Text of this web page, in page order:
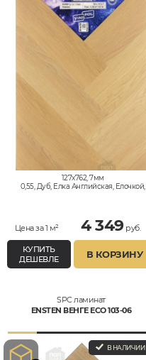
127x762, 7мм
0,55, Дуб, Елка Английская, Елочкой,
Цена за 1 м² 4 349руб.
КУПИТЬ
ДЕШЕВЛЕ
В КОРЗИНУ
SPC ламинат
ENSTEN ВЕНГЕ ECO 103-06
В НАЛИЧИИ